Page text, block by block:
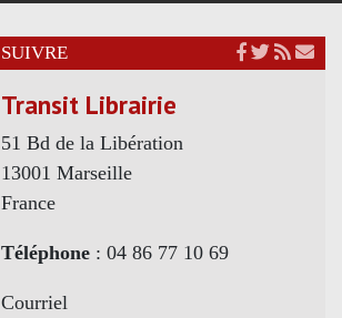
SUIVRE
Transit Librairie
51 Bd de la Libération
13001 Marseille
France
Téléphone: 04 86 77 10 69
Courriel